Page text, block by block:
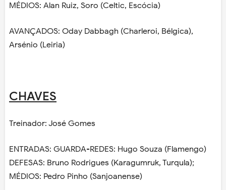
MÉDIOS: Alan Ruiz, Soro (Celtic, Escócia)
AVANÇADOS: Oday Dabbagh (Charleroi, Bélgica),
Arsénio (Leiria)
CHAVES
Treinador: José Gomes
ENTRADAS: GUARDA-REDES: Hugo Souza (Flamengo)
DEFESAS: Bruno Rodrigues (Karagumruk, Turqula);
MÉDIOS: Pedro Pinho (Sanjoanense)